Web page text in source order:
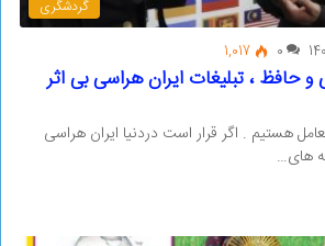
گردشگری
0
1,017
حافظ ، تبلیغات ایران هراسی بی اثر
هستیم . اگر قرار است دردنیا ایران هراسی
های…